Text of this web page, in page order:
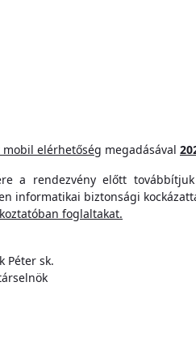
elérhetőség megadásával
a rendezvény előtt
informatikai biztonsági
foglaltakat.
sk.